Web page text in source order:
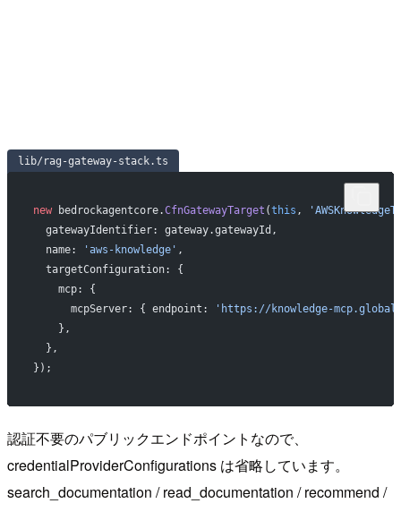
lib/rag-gateway-stack.ts
new bedrockagentcore.CfnGatewayTarget (this ,
  gatewayIdentifier: gateway.gatewayId,
  name:
'aws-knowledge' ,
  targetConfiguration: {
    mcp: {
      mcpServer: { endpoint:
'https://knowledge-
    },
  },
});
認証不要のパブリックエンドポイントなので、
credentialProviderConfigurations は省略しています。
search_documentation / read_documentation / recommend /